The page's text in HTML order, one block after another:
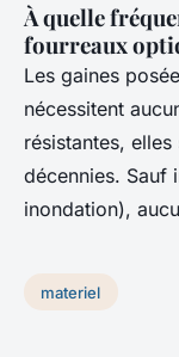
À quelle
fourreaux
Les gaines
nécessitent
résistantes,
décennies. Sauf
inondation),
materiel